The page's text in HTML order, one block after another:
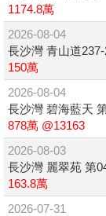
1174.8萬
2026-08-04
長沙灣 青山道
150萬
2026-08-04
長沙灣 碧海藍天
878萬 @13163
2026-08-03
長沙灣 麗翠苑 第
163.8萬
2026-07-31